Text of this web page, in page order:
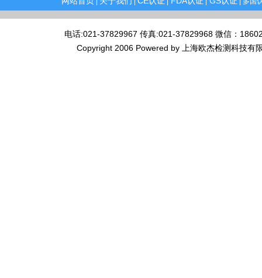
电话:021-37829967 传真:021-37829968 微信：
Copyright 2006 Powered by 上海欧杰检测科技